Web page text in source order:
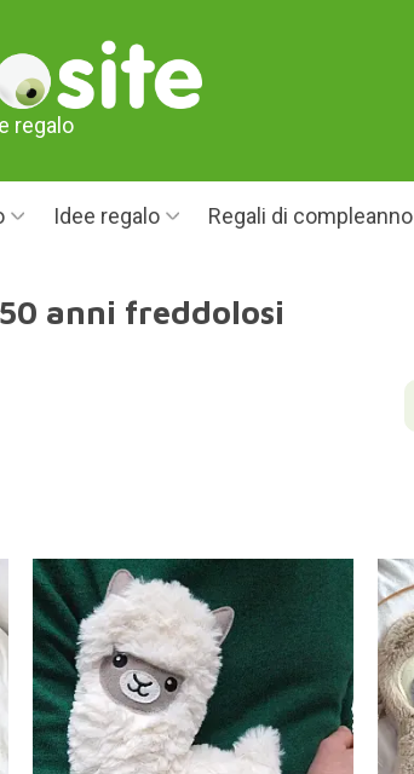
regalo
Idee regalo Regali di compleanno
anni freddolosi